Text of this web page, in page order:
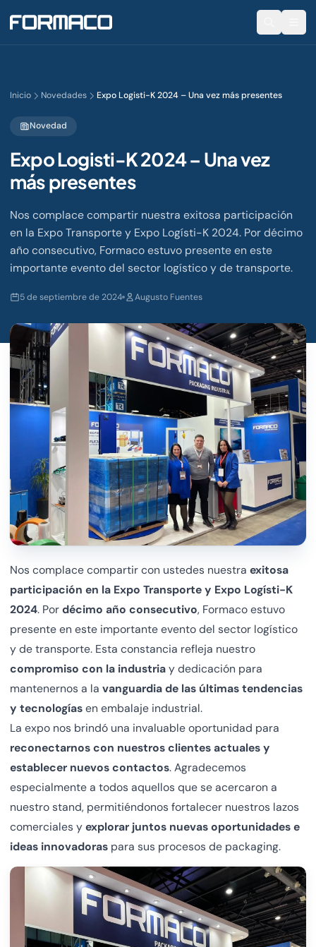
Inicio Novedades Expo Logisti-K 2024 – Una vez más presentes
Novedad
Expo Logisti-K 2024 – Una vez
más presentes
Nos complace compartir nuestra exitosa participación
en la Expo Transporte y Expo Logísti-K 2024. Por décimo
año consecutivo, Formaco estuvo presente en este
importante evento del sector logístico y de transporte.
5 de septiembre de 2024 Augusto Fuentes
Nos complace compartir con ustedes nuestra exitosa
participación en la Expo Transporte y Expo Logísti-K
2024. Pordécimo año consecutivo, Formaco estuvo
presente en este importante evento del sector logístico
y de transporte. Esta constancia refleja nuestro
compromiso con la industriay dedicación para
mantenernos a la vanguardia de las últimas tendencias
y tecnologíasen embalaje industrial.
La expo nos brindó una invaluable oportunidad para
reconectarnos con nuestros clientes actuales y
establecer nuevos contactos. Agradecemos
especialmente a todos aquellos que se acercaron a
nuestro stand, permitiéndonos fortalecer nuestros lazos
comerciales yexplorar juntos nuevas oportunidades e
ideas innovadoras para sus procesos de packaging.